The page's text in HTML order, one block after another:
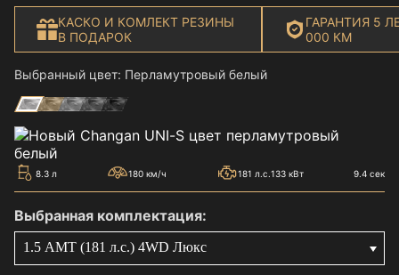
Выбранный цвет: Перламутровый белый
КАСКО И КОМЛЕКТ РЕЗИНЫ
В ПОДАРОК
ГАРАНТИЯ 5
000 КМ
8.3 л 180 км/ч 181 л.с. 133 кВт 9.4 сек
Выбранная комплектация: